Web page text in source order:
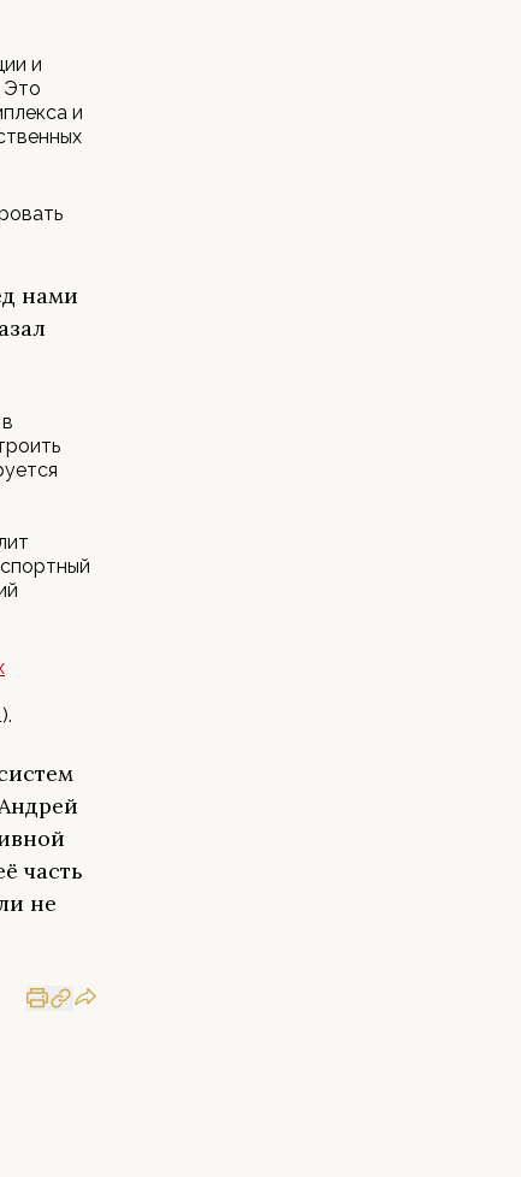
и
Это
и
нами
часть
не